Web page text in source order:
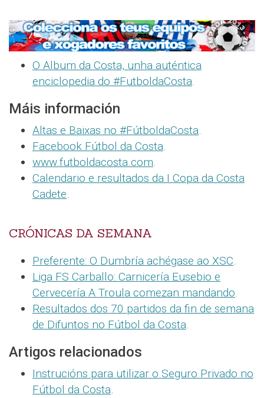
O Album da Costa, unha auténtica
enciclopedia do #FutboldaCosta.
Máis información
Altas e Baixas no #FútboldaCosta.
Facebook Fútbol da Costa.
www.futboldacosta.com.
Calendario e resultados da I Copa da Costa
Cadete.
CRÓNICAS DA SEMANA
Preferente: O Dumbría achégase ao XSC.
Liga FS Carballo: Carnicería Eusebio e
Cervecería A Troula comezan mandando.
Resultados dos 70 partidos da fin de semana
de Difuntos no Fútbol da Costa.
Artigos relacionados
Instrucións para utilizar o Seguro Privado no
Fútbol da Costa.